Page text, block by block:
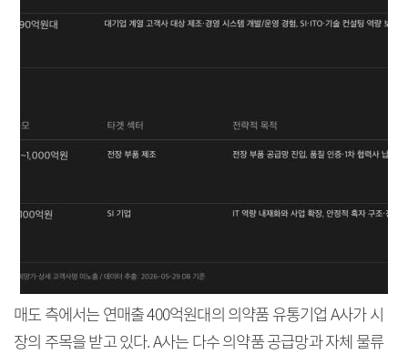
매도 측에서는 연매출 400억원대의 의약품 유통기업 A사가 시
장의 주목을 받고 있다. A사는 다수 의약품 공급망과 자체 물류